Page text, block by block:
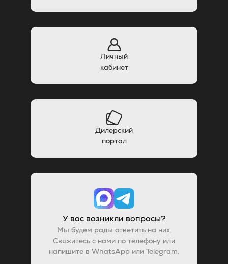
Личный
кабинет
Дилерский
портал
У вас возникли вопросы?
Мы будем рады ответить на них.
Свяжитесь с нами по телефону или
напишите в WhatsApp или Telegram.